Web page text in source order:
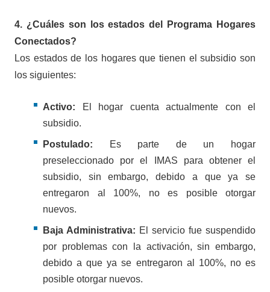
4. ¿Cuáles son los estados del Programa Hogares
Conectados?
Los estados de los hogares que tienen el subsidio son
los siguientes:
Activo: El hogar cuenta actualmente con el
subsidio.
Postulado: Es parte de un hogar
preseleccionado por el IMAS para obtener el
subsidio, sin embargo, debido a que ya se
entregaron al 100%, no es posible otorgar
nuevos.
Baja Administrativa: El servicio fue suspendido
por problemas con la activación, sin embargo,
debido a que ya se entregaron al 100%, no es
posible otorgar nuevos.